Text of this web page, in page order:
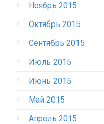
Ноябрь 2015
Октябрь 2015
Сентябрь 2015
Июль 2015
Июнь 2015
Май 2015
Апрель 2015